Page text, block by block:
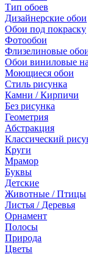
Тип обоев
Дизайнерские обои
Обои под покраску
Фотообои
Флизелиновые
Обои виниловые
Моющиеся обои
Стиль рисунка
Камни / Кирпичи
Без рисунка
Геометрия
Абстракция
Классический
Круги
Мрамор
Буквы
Детские
Животные / Птицы
Листья / Деревья
Орнамент
Полосы
Природа
Цветы